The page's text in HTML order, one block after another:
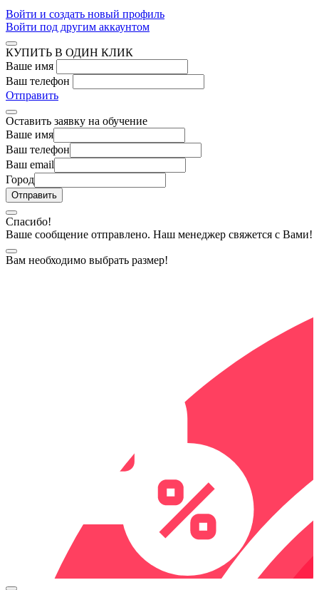
Войти и создать новый профиль
Войти под другим аккаунтом
КУПИТЬ В ОДИН КЛИК
Ваше имя
Ваш телефон
Отправить
Оставить заявку на обучение
Ваше имя
Ваш телефон
Ваш email
Город
Спасибо!
Ваше сообщение отправлено. Наш менеджер свяжется с Вами!
Вам необходимо выбрать размер!